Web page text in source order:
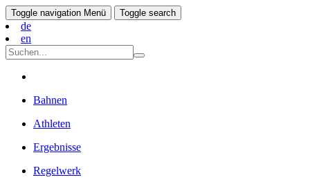
Toggle navigation Menü Toggle search
de
en
Bahnen
Athleten
Ergebnisse
Regelwerk